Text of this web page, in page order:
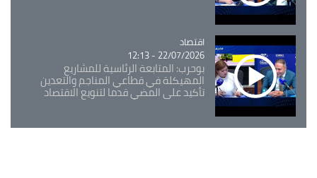
Catégorie
اقتصاد
22/07/2026 - 12:13
بوحرب: المتابعة الرئاسية للمشاريع
المهيكلة في قطاعي المناجم والتعدين
تأكيد على المضي قدما لتنويع الاقتصاد